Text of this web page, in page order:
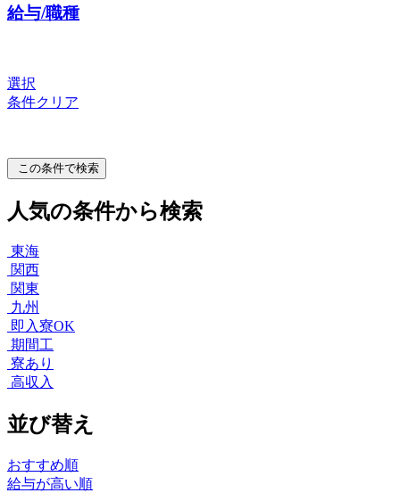
給与/職種
選択
条件クリア
この条件で検索
人気の条件から検索
東海
関西
関東
九州
即入寮OK
期間工
寮あり
高収入
並び替え
おすすめ順
給与が高い順